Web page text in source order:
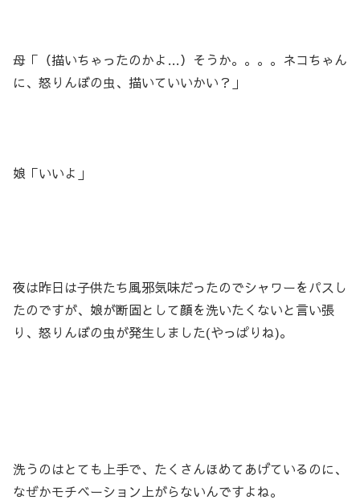
母「（描いちゃったのかよ…）そうか。。。。ネコちゃん
に、怒りんぼの虫、描いていいかい？」
娘「いいよ」
夜は昨日は子供たち風邪気味だったのでシャワーをパスし
たのですが、娘が断固として顔を洗いたくないと言い張
り、怒りんぼの虫が発生しました(やっぱりね)。
洗うのはとても上手で、たくさんほめてあげているのに、
なぜかモチベーション上がらないんですよね。